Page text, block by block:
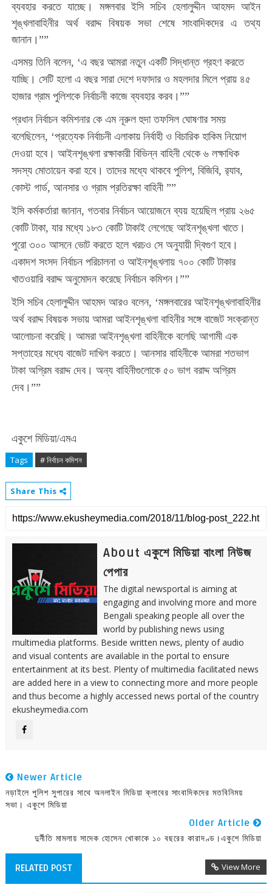
ব্যবহার করতে যাচ্ছে। মঙ্গলবার ইসি সচিব হেলালুদ্দীন আহমদ আইন
শৃঙ্খলাবাহিনীর অর্থ বরাদ্দ বিষয়ক সভা শেষে সাংবাদিকদের এ তথ্য
জানান। ””
এসময় তিনি বলেন, ‘এ বছর আমরা নতুন একটি সিদ্ধান্ত গ্রহণ করতে
যাচ্ছি। সেটি হলো এ বছর সারা দেশে দফাদার ও মহলদার মিলে প্রায় ৪৫
হাজার গ্রাম পুলিশকে নির্বাচনী কাজে ব্যবহার করব। ””
প্রধান নির্বাচন কমিশনার কে এম নূরুল হুদা তফসিল ঘোষণার সময়
বলেছিলেন, ‘প্রত্যেক নির্বাচনী এলাকায় নির্বাহী ও বিচারিক হাকিম নিয়োগ
দেওয়া হবে। আইনশৃঙ্খলা রক্ষাকারী বিভিন্ন বাহিনী থেকে ৬ লক্ষাধিক
সদস্য মোতায়েন করা হবে। তাদের মধ্যে থাকবে পুলিশ, বিজিবি, র‌্যাব,
কোস্ট গার্ড, আনসার ও গ্রাম প্রতিরক্ষা বাহিনী ””
ইসি কর্মকর্তারা জানান, গতবার নির্বাচন আয়োজনে ব্যয় হয়েছিল প্রায় ২৬৫
কোটি টাকা, যার মধ্যে ১৮৩ কোটি টাকাই লেগেছে আইনশৃঙ্খলা খাতে।
পুরো ৩০০ আসনে ভোট করতে হলে খরচও সে অনুযায়ী দ্বিগুণ হবে।
একাদশ সংসদ নির্বাচন পরিচালনা ও আইনশৃঙ্খলায় ৭০০ কোটি টাকার
খাতওয়ারি বরাদ্দ অনুমোদন করেছে নির্বাচন কমিশন।””
ইসি সচিব হেলালুদ্দীন আহমদ আরও বলেন, ‘মঙ্গলবারের আইনশৃঙ্খলাবাহিনীর
অর্থ বরাদ্দ বিষয়ক সভায় আমরা আইনশৃঙ্খলা বাহিনীর সঙ্গে বাজেট সংক্রান্ত
আলোচনা করেছি। আমরা আইনশৃঙ্খলা বাহিনীকে বলেছি আগামী এক
সপ্তাহের মধ্যে বাজেট দাখিল করতে। আনসার বাহিনীকে আমরা শতভাগ
টাকা অগ্রিম বরাদ্দ দেব। অন্য বাহিনীগুলোকে ৫০ ভাগ বরাদ্দ অগ্রিম
দেব। ””
একুশে মিডিয়া/এমএ
Tags # নির্বাচন কমিশন
Share This
About একুশে মিডিয়া বাংলা নিউজ
পেপার
The digital newsportal is aiming at
engaging and involving more and more
Bengali speaking people all over the
world by publishing news using
multimedia platforms. Beside written news, plenty of audio
and visual contents are available in the portal to ensure
entertainment at its best. Plenty of multimedia facilitated news
are added here in a view to connecting more and more people
and thus become a highly accessed news portal of the country
ekusheymedia.com
Newer Article
নড়াইলে পুলিশ সুপারের সাথে অনলাইন মিডিয়া ক্লাবের সাংবাদিকদের মতবিনিময়
সভা। একুশে মিডিয়া
Older Article
দুর্নীতি মামলায় সাদেক হোসেন খোকাকে ১০ বছরের কারাদণ্ড।একুশে মিডিয়া
RELATED POST View More